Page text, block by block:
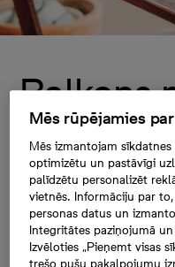
Balkons
jeb
Mūsdienīgu
iedomāties bez
Mēs rūpējamies
Mēs izmantojam
optimizētu un pastāvīgi
palīdzētu personalizēt
vietnēs. Informāciju par
personas datus un
Integritātes paziņojumā
Izvēloties „Pieņemt visas
trešo pušu pakalpojumu